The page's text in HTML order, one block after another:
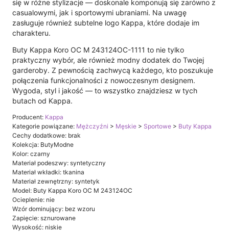
się w różne stylizacje — doskonale komponują się zarówno z
casualowymi, jak i sportowymi ubraniami. Na uwagę
zasługuje również subtelne logo Kappa, które dodaje im
charakteru.
Buty Kappa Koro OC M 243124OC-1111 to nie tylko
praktyczny wybór, ale również modny dodatek do Twojej
garderoby. Z pewnością zachwycą każdego, kto poszukuje
połączenia funkcjonalności z nowoczesnym designem.
Wygoda, styl i jakość — to wszystko znajdziesz w tych
butach od Kappa.
Producent: Kappa
Kategorie powiązane: Mężczyźni > Męskie > Sportowe > Buty Kappa
Cechy dodatkowe: brak
Kolekcja: ButyModne
Kolor: czarny
Materiał podeszwy: syntetyczny
Materiał wkładki: tkanina
Materiał zewnętrzny: syntetyk
Model: Buty Kappa Koro OC M 243124OC
Ocieplenie: nie
Wzór dominujący: bez wzoru
Zapięcie: sznurowane
Wysokość: niskie